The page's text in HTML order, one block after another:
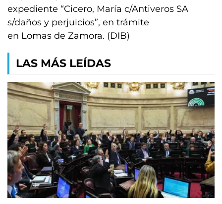
expediente “Cicero, María c/Antiveros SA
s/daños y perjuicios”, en trámite
en Lomas de Zamora. (DIB)
LAS MÁS LEÍDAS